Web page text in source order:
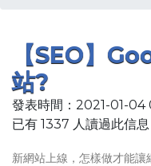
【SEO】
站?
發表時間：2021-01-04
已有 1337 人讀過此信息
新網站上線，怎樣做才能